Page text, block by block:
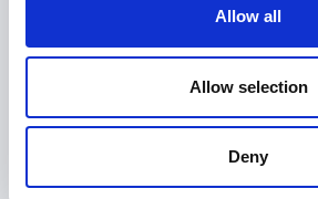
Allow all
Allow selection
Deny
Επισκεφθείτε το site